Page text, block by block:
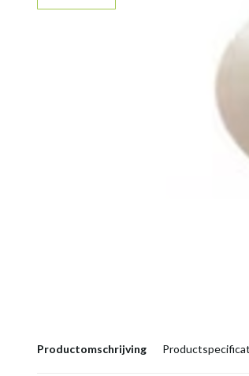
Productomschrijving